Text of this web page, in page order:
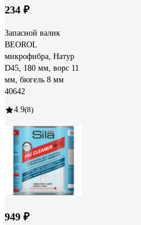
234 ₽
Запасной валик
BEOROL
микрофибра, Натур
D45, 180 мм, ворс 11
мм, бюгель 8 мм
40642
4.9(8)
949 ₽